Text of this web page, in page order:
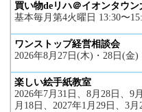
買い物deリハ＠イオンタウン
基本毎月第4火曜日 13:30〜
ワンストップ経営相談会
2026年8月27日(木)・28日(金)
楽しい絵手紙教室
2026年7月31日、8月28日、9
月18日、2027年1月29日、3